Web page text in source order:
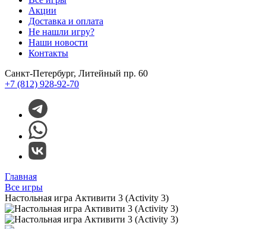
Акции
Доставка и оплата
Не нашли игру?
Наши новости
Контакты
Санкт-Петербург, Литейный пр. 60
+7 (812) 928-92-70
Главная
Все игры
Настольная игра Активити 3 (Activity 3)